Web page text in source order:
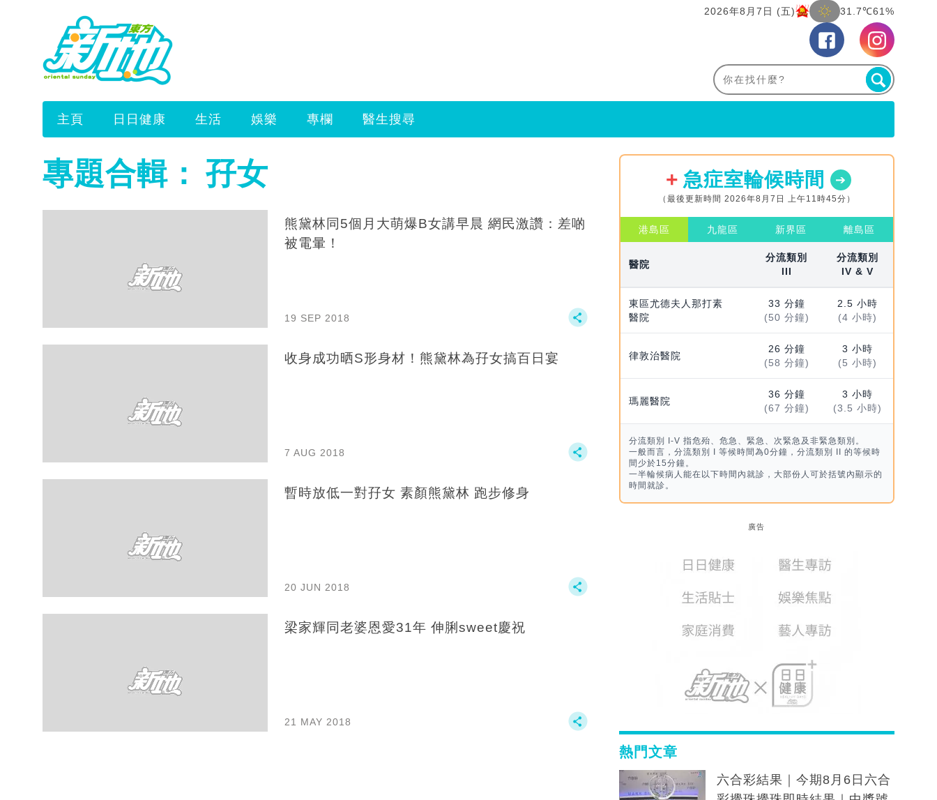
2026年8月7日 (五) 31.7℃61%
主頁 日日健康 生活 娛樂 專欄 醫生搜尋
專題合輯： 孖女
熊黛林同5個月大萌爆B女講早晨 網民激讚：差啲
被電暈！
19 SEP 2018
收身成功晒S形身材！熊黛林為孖女搞百日宴
7 AUG 2018
暫時放低一對孖女 素顏熊黛林 跑步修身
20 JUN 2018
梁家輝同老婆恩愛31年 伸脷sweet慶祝
21 MAY 2018
急症室輪候時間
（最後更新時間 2026年8月7日 上午11時45分）
港島區 九龍區 新界區 離島區
醫院
分流類別
III
分流類別
IV & V
東區尤德夫人那打素
醫院
33 分鐘
(50 分鐘)
2.5 小時
(4 小時)
律敦治醫院
26 分鐘
(58 分鐘)
3 小時
(5 小時)
瑪麗醫院
36 分鐘
(67 分鐘)
3 小時
(3.5 小時)
分流類別 I-V 指危殆、危急、緊急、次緊急及非緊急類別。
一般而言，分流類別 I 等候時間為0分鐘，分流類別 II 的等候時
間少於15分鐘。
一半輪候病人能在以下時間內就診，大部份人可於括號內顯示的
時間就診。
廣告
熱門文章
六合彩結果｜今期8月6日六合